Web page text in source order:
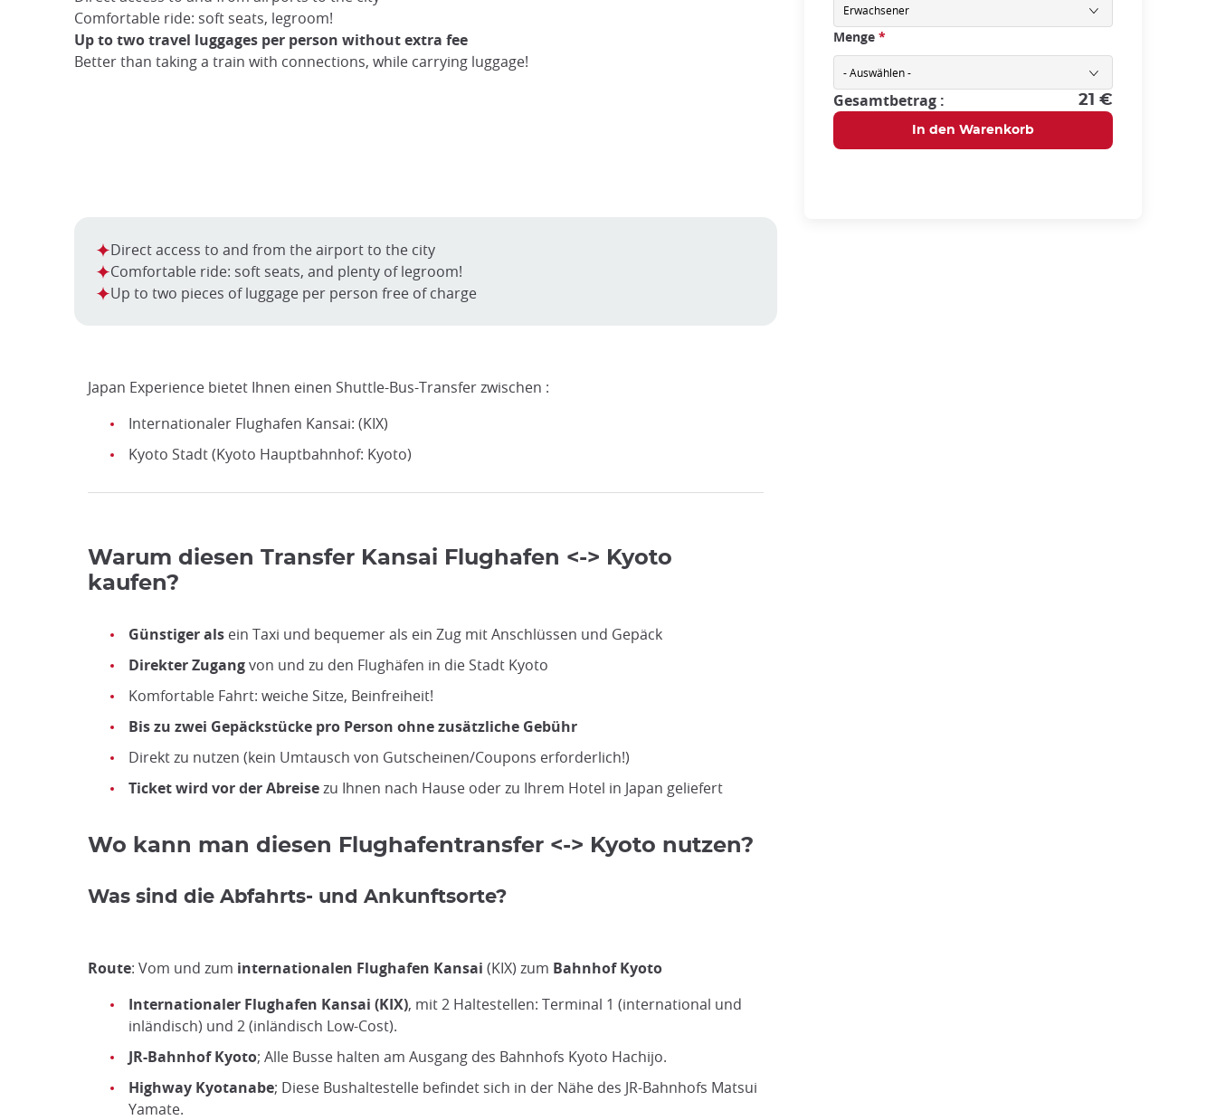
Comfortable ride: soft seats, legroom!
Up to two travel luggages per person without extra fee
Better than taking a train with connections, while carrying luggage!
Direct access to and from the airport to the city
Comfortable ride: soft seats, and plenty of legroom!
Up to two pieces of luggage per person free of charge
Japan Experience bietet Ihnen einen Shuttle-Bus-Transfer zwischen :
Internationaler Flughafen Kansai: (KIX)
Kyoto Stadt (Kyoto Hauptbahnhof: Kyoto)
Warum diesen Transfer Kansai Flughafen <-> Kyoto
kaufen?
Günstiger als ein Taxi und bequemer als ein Zug mit Anschlüssen und Gepäck
Direkter Zugangvon und zu den Flughäfen in die Stadt Kyoto
Komfortable Fahrt: weiche Sitze, Beinfreiheit!
Bis zu zwei Gepäckstücke pro Person ohne zusätzliche Gebühr
Direkt zu nutzen (kein Umtausch von Gutscheinen/Coupons erforderlich!)
Ticket wird vor der Abreisezu Ihnen nach Hause oder zu Ihrem Hotel in Japan geliefert
Wo kann man diesen Flughafentransfer <-> Kyoto nutzen?
Was sind die Abfahrts- und Ankunftsorte?
Route: Vom und zum internationalen Flughafen Kansai (KIX) zum Bahnhof Kyoto
Internationaler Flughafen Kansai (KIX), mit 2 Haltestellen: Terminal 1 (international und
inländisch) und 2 (inländisch Low-Cost).
JR-Bahnhof Kyoto; Alle Busse halten am Ausgang des Bahnhofs Kyoto Hachijo.
Highway Kyotanabe; Diese Bushaltestelle befindet sich in der Nähe des JR-Bahnhofs Matsui
Yamate.
Menge *
Gesamtbetrag : 21 €